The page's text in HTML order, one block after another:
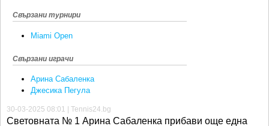
Свързани турнири
Miami Open
Свързани играчи
Арина Сабаленка
Джесика Пегула
30-03-2025 08:01 | Tennis24.bg
Световната № 1 Арина Сабаленка прибави още една